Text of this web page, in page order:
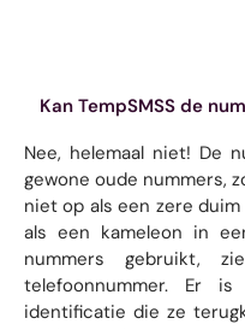
Kan TempSMSS de
Nee, helemaal niet! De
gewone oude nummers,
niet op als een zere
als een kameleon in
nummers gebruikt,
telefoonnummer. Er
identificatie die ze